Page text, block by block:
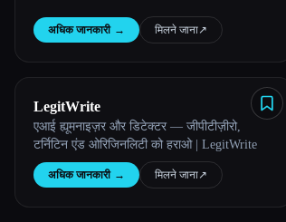
अधिक जानकारी → मिलने जाना↗︎
LegitWrite
एआई ह्यूमनाइज़र और डिटेक्टर — जीपीटीज़ीरो,
टर्निटिन एंड ओरिजिनलिटी को हराओ | LegitWrite
अधिक जानकारी → मिलने जाना↗︎